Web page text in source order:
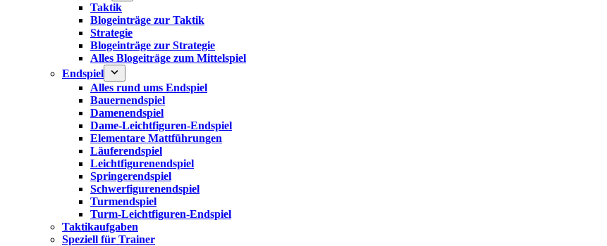
Taktik
Blogeinträge zur Taktik
Strategie
Blogeinträge zur Strategie
Alles Blogeiträge zum Mittelspiel
Endspiel
Alles rund ums Endspiel
Bauernendspiel
Damenendspiel
Dame-Leichtfiguren-Endspiel
Elementare Mattführungen
Läuferendspiel
Leichtfigurenendspiel
Springerendspiel
Schwerfigurenendspiel
Turmendspiel
Turm-Leichtfiguren-Endspiel
Taktikaufgaben
Speziell für Trainer